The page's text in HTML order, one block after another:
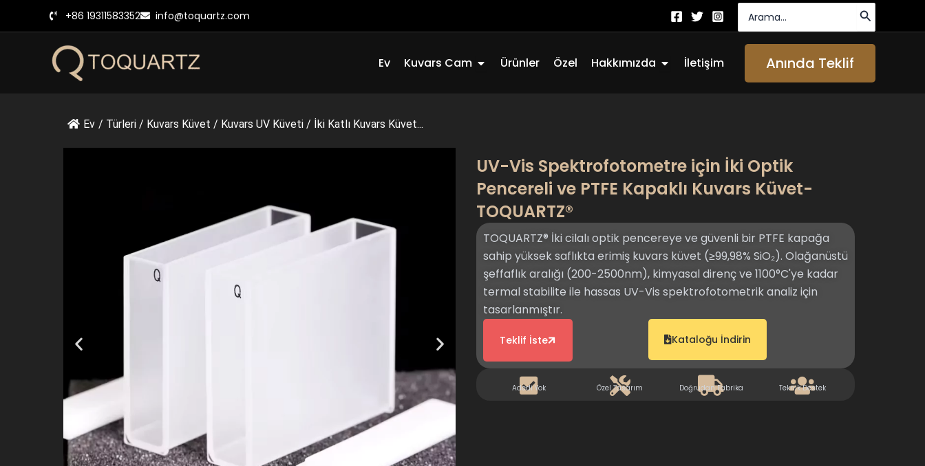
+86 19311583352 info@toquartz.com
Ev Kuvars Cam Açık Quartz Glass
Ürünler Özel Hakkımızda Açık About Us
İletişim Anında Teklif
Ev / Türleri / Kuvars Küvet / Kuvars UV Küveti / İki Katlı Kuvars Küvet...
UV-Vis Spektrofotometre için İki Optik
Pencereli ve PTFE Kapaklı Kuvars Küvet-
TOQUARTZ®
TOQUARTZ® İki cilalı optik pencereye ve güvenli bir PTFE kapağa
sahip yüksek saflıkta erimiş kuvars küvet (≥99,98% SiO₂). Olağanüstü
şeffaflık aralığı (200-2500nm), kimyasal direnç ve 1100°C'ye kadar
termal stabilite ile hassas UV-Vis spektrofotometrik analiz için
tasarlanmıştır.
Teklif İste Kataloğu İndirin
Adedi Yok Özel Tasarım Doğrudan Fabrika Teknik Destek